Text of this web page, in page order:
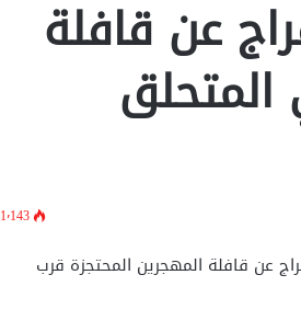
عن قافلة
1٬143
عن قافلة المهجرين المحتجزة قرب
يتسقبل وزير الخارجيّة العراقي في
دمشق.
لبحث سبل تعزيز التعليم العالي في
سوريا.. الهيئة الألمانيّة تنظم فعاليّة
القنصليّة .. أمريكا تمنح الاعتماد القنصلي